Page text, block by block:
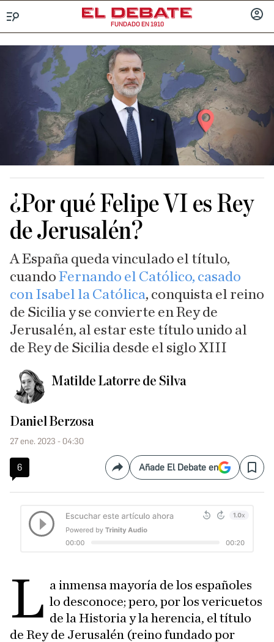
FUNDADO EN 1910
¿Por qué Felipe VI es Rey
de Jerusalén?
A España queda vinculado el título,
cuando Fernando el Católico, casado
con Isabel la Católica, conquista el reino
de Sicilia y se convierte en Rey de
Jerusalén, al estar este título unido al
de Rey de Sicilia desde el siglo XIII
Matilde Latorre de Silva
Daniel Berzosa
27 ene. 2023 - 04:30
6 CompartirAñade El Debate en Save
L a inmensa mayoría de los españoles
lo desconoce; pero, por los vericuetos
de la Historia y la herencia, el título
de Rey de Jerusalén (reino fundado por